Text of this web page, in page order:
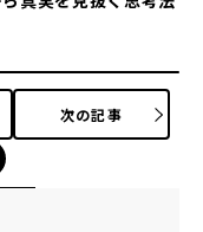
次の記事